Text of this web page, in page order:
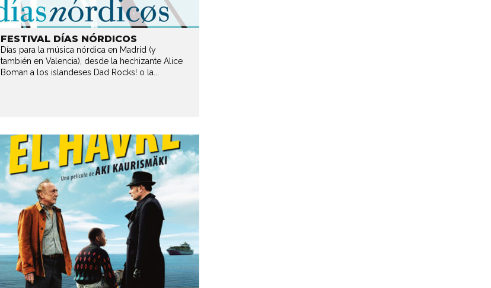
FESTIVAL DÍAS NÓRDICOS
Días para la música nórdica en Madrid (y
también en Valencia), desde la hechizante Alice
Boman a los islandeses Dad Rocks! o la...